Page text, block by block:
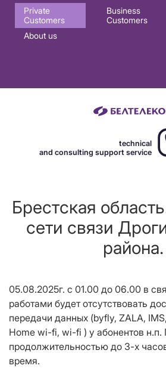
Основная
навигация
Private
Customers
Business
Customers
About us
technical
and consulting support service
Брестская
сети связи
района.
05.08.2025г. с 01.00 до 06.00 в
работами будет отсутствовать
передачи данных (byfly, ZALA,
Home wi-fi, wi-fi ) у абонентов
продолжительностью до 3-х
время.